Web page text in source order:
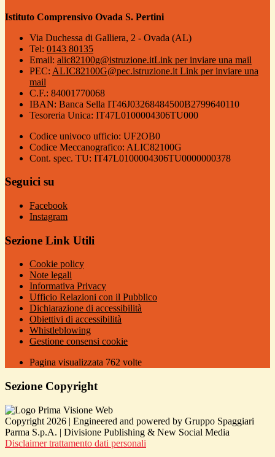
Istituto Comprensivo Ovada S. Pertini
Via Duchessa di Galliera, 2 - Ovada (AL)
Tel: 0143 80135
Email: alic82100g@istruzione.itLink per inviare una mail
PEC: ALIC82100G@pec.istruzione.it Link per inviare una
mail
C.F.: 84001770068
IBAN: Banca Sella IT46J03268484500B2799640110
Tesoreria Unica: IT47L0100004306TU000
Codice univoco ufficio: UF2OB0
Codice Meccanografico: ALIC82100G
Cont. spec. TU: IT47L0100004306TU0000000378
Seguici su
Facebook
Instagram
Sezione Link Utili
Cookie policy
Note legali
Informativa Privacy
Ufficio Relazioni con il Pubblico
Dichiarazione di accessibilità
Obiettivi di accessibilità
Whistleblowing
Gestione consensi cookie
Pagina visualizzata 762 volte
Sezione Copyright
Copyright 2026 | Engineered and powered by Gruppo Spaggiari
Parma S.p.A. | Divisione Publishing & New Social Media
Disclaimer trattamento dati personali